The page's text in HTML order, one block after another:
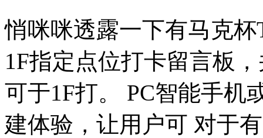
悄咪咪透露一下有马克
1F指定点位打卡留言板
可于1F打。 PC智能手机
建体验，让用户可 对于